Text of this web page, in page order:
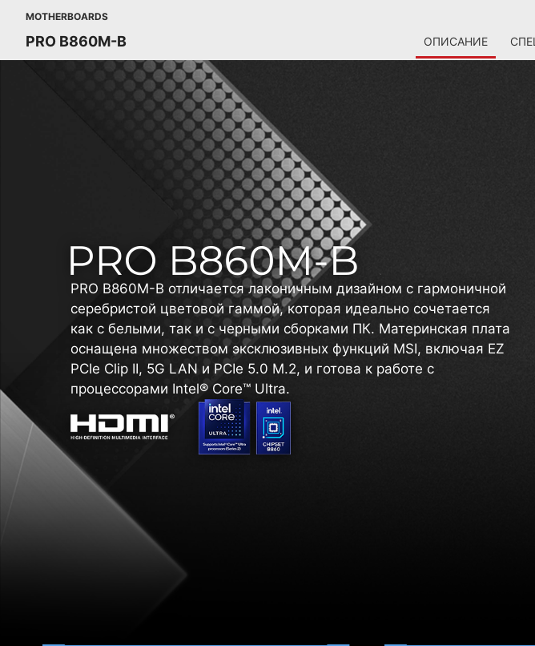
MOTHERBOARDS
PRO B860M-B ОПИСАНИЕ
PRO B860M-B отличается лаконичным дизайном с гармоничной
серебристой цветовой гаммой, которая идеально сочетается
как с белыми, так и с черными сборками ПК. Материнская плата
оснащена множеством эксклюзивных функций MSI, включая EZ
PCIe Clip II, 5G LAN и PCIe 5.0 M.2, и готова к работе с
процессорами Intel® Core™ Ultra.